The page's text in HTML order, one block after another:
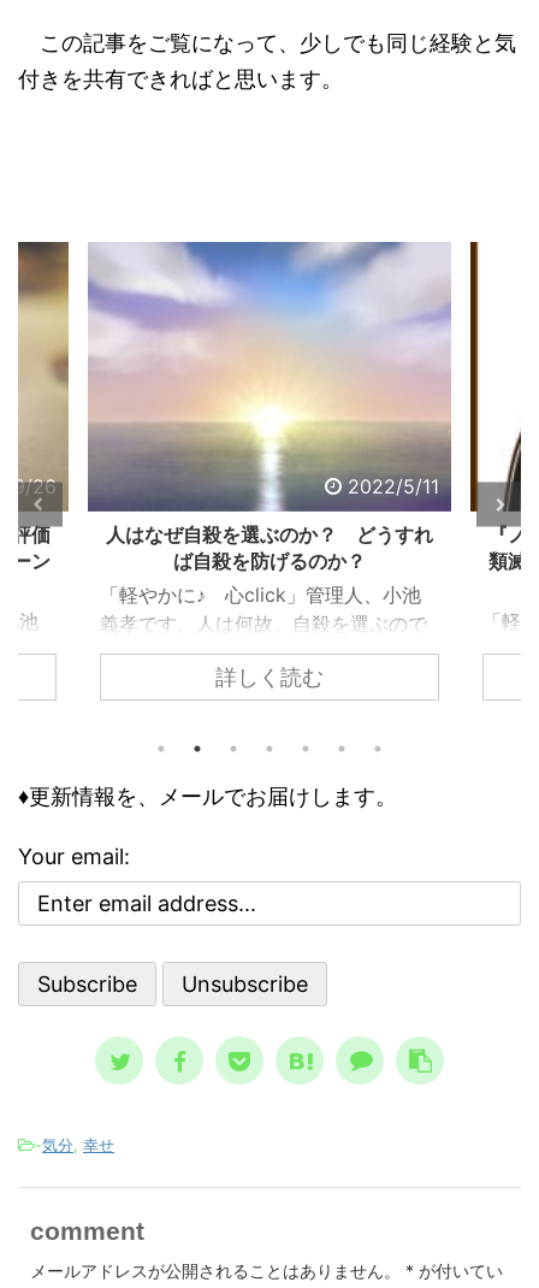
この記事をご覧になって、少しでも同じ経験と気
付きを共有できればと思います。
5/11
すれ
で
れ
て知
、ど
精
周囲
いる
2022/5/2
『ノストラダムスの大予言』にある人
類滅亡は、なぜ信じられ、エンタメ化
したのか？
「軽やかに♪ 心click」管理人、小池
義孝です。今回は、子供の頃にあった
『ノストラダムスの大予言』につい
て、お話しします。 子供の頃、ノス
怖れ、その恐怖と不安が日常に溶け込
でした。 けれどもそこには、人類滅
亡シナリオをエンタメとして楽しむ、
奇妙な空気も存在していました。 ノ
して親しまれた ノストラダムスの大予
言、恐怖の大王とは？ ノストラダム
詳しく読む
怒り
義孝
いて
合、
♦更新情報を、メールでお届けします。
Your email:
-気分, 幸せ
comment
メールアドレスが公開されることはありません。 * が付いてい